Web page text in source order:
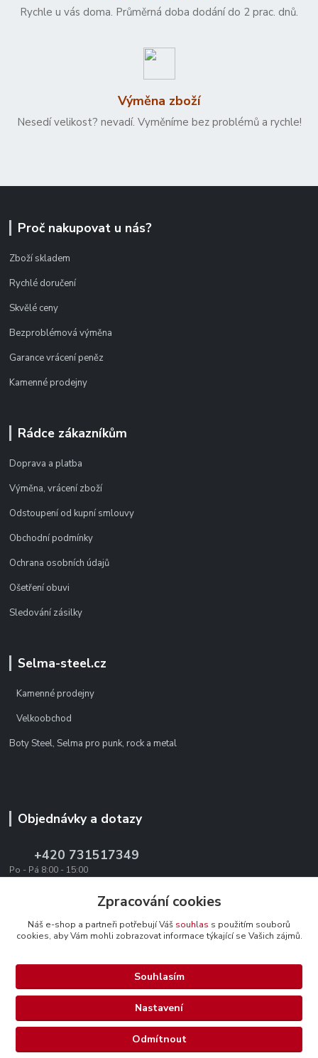
Rychle u vás doma. Průměrná doba dodání do 2 prac. dnů.
Výměna zboží
Nesedí velikost? nevadí. Vyměníme bez problémů a rychle!
Proč nakupovat u nás?
Zboží skladem
Rychlé doručení
Skvělé ceny
Bezproblémová výměna
Garance vrácení peněz
Kamenné prodejny
Rádce zákazníkům
Doprava a platba
Výměna, vrácení zboží
Odstoupení od kupní smlouvy
Obchodní podmínky
Ochrana osobních údajů
Ošetření obuvi
Sledování zásilky
Selma-steel.cz
Kamenné prodejny
Velkoobchod
Boty Steel, Selma pro punk, rock a metal
Objednávky a dotazy
+420 731517349
Po - Pá 8:00 - 15:00
office@texevo.cz
Upravit sběr cookies.
Selma-steel.cz - Všechna práva vyhrazena.
Zpracování cookies
Náš e-shop a partneři potřebují Váš souhlas s použitím souborů
cookies, aby Vám mohli zobrazovat informace týkající se Vašich zájmů.
Nastavení
Souhlasím